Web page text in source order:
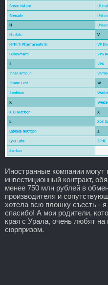
Иностранные компании
инвестиционный контракт,
менее 750 млн рублей в
производителя и
хотела всю плошку съесть -
спасибо! А мои родители,
края с Урала, очень любят
сюрпризом.